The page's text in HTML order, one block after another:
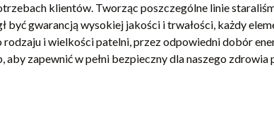
klientów. Tworząc poszczególne linie
gwarancją wysokiej jakości i trwałości, każdy
rodzaju i wielkości patelni, przez odpowiedni dobór
zapewnić w pełni bezpieczny dla naszego zdrowia